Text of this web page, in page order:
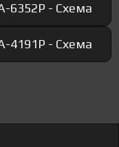
6352P - Схема
4191P - Схема